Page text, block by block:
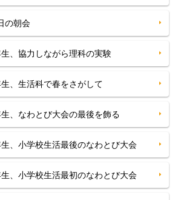
の朝会
、協力しながら理科の実験
、生活科で春をさがして
、なわとび大会の最後を飾る
、小学校生活最後のなわとび大会
、小学校生活最初のなわとび大会